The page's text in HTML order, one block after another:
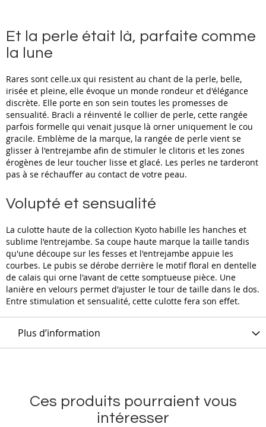
Et la perle était là, parfaite comme
la lune
Rares sont celle.ux qui resistent au chant de la perle, belle,
irisée et pleine, elle évoque un monde rondeur et d'élégance
discrète. Elle porte en son sein toutes les promesses de
sensualité. Bracli a réinventé le collier de perle, cette rangée
parfois formelle qui venait jusque là orner uniquement le cou
gracile. Emblème de la marque, la rangée de perle vient se
glisser à l'entrejambe afin de stimuler le clitoris et les zones
érogènes de leur toucher lisse et glacé. Les perles ne tarderont
pas à se réchauffer au contact de votre peau.
Volupté et sensualité
La culotte haute de la collection Kyoto habille les hanches et
sublime l'entrejambe. Sa coupe haute marque la taille tandis
qu'une découpe sur les fesses et l'entrejambe appuie les
courbes. Le pubis se dérobe derrière le motif floral en dentelle
de calais qui orne l'avant de cette somptueuse pièce. Une
lanière en velours permet d'ajuster le tour de taille dans le dos.
Entre stimulation et sensualité, cette culotte fera son effet.
Plus d’information
Ces produits pourraient vous
intéresser